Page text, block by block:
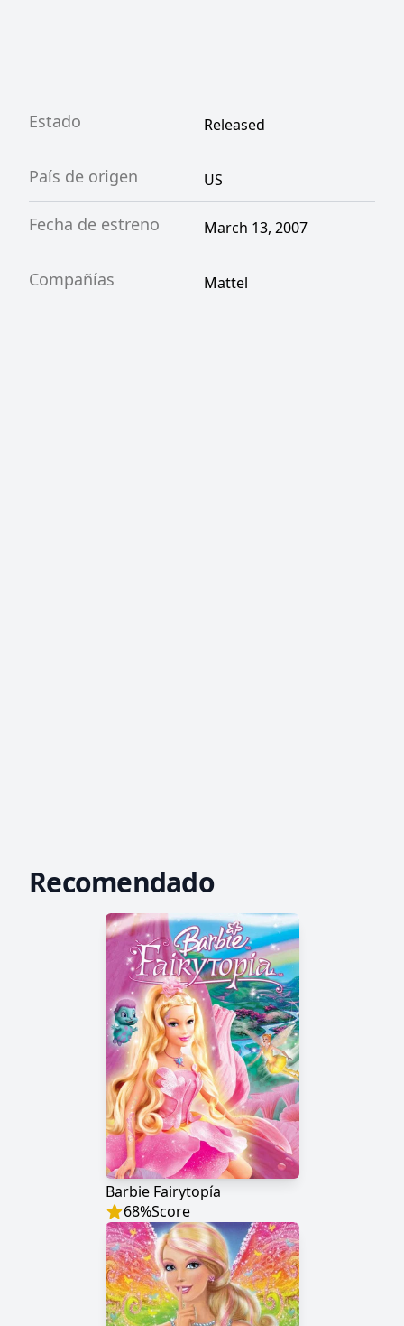
Estado Released
País de origen US
Fecha de estreno March 13, 2007
Compañías Mattel
Recomendado
Barbie Fairytopía
68%Score